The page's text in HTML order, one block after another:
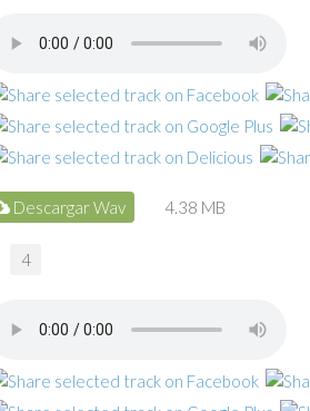
Descargar Wav 4.38 MB
4